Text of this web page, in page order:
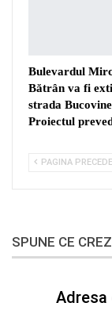
Bulevardul
Bătrân va fi
strada
Proiectul
PAGINA
SPUNE CE
Adresa